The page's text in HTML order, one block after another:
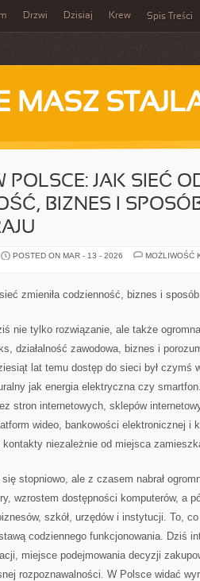
Drzwi Dzisiaj Krew Spis Treści
MASZ
POLSCE: JAK SIEĆ
BIZNES I
POSTED ON MAR - 13 - 2026
MOŻLIWOŚĆ
zmieniła codzienność, biznes i
nie tylko rozwiązanie, ale także
działalność zawodowa, biznes i
lat temu dostęp do sieci był czymś
jak energia elektryczna czy
stron internetowych, sklepów
wideo, bankowości elektronicznej i
niezależnie od miejsca
się stopniowo, ale z czasem nabrał
wzrostem dostępności komputerów, a
szkół, urzędów i instytucji. To,
codziennego funkcjonowania. Dziś
miejsce podejmowania decyzji
rozpoznawalności. W Polsce widać